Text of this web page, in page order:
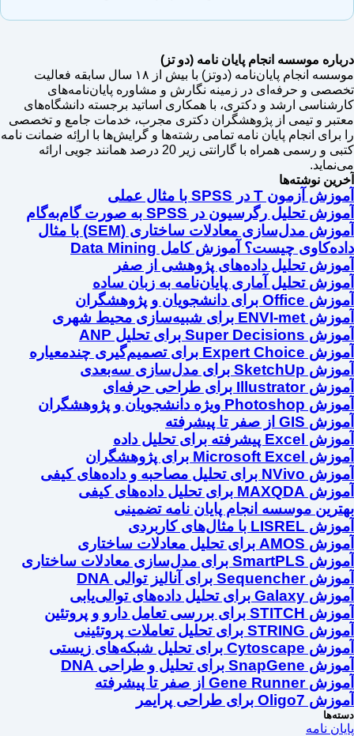
درباره موسسه انجام پایان نامه (دو تز)
موسسه انجام پایان‌نامه (دوتز) با بیش از ۱۸ سال سابقه فعالیت
تخصصی و حرفه‌ای در زمینه نگارش و مشاوره پایان‌نامه‌های
کارشناسی ارشد و دکتری، با همکاری اساتید برجسته دانشگاه‌های
معتبر و تیمی از پژوهشگران دکتری مجرب، خدمات جامع و تخصصی
را برای انجام پایان نامه تمامی رشته‌ها و گرایش‌ها با اراِئه ضمانت نامه
کتبی و رسمی همراه با گارانتی زیر 20 درصد همانند جویی ارائه
می‌نماید.
آخرین نوشته‌ها
آموزش آزمون T در SPSS با مثال عملی
آموزش تحلیل رگرسیون در SPSS به صورت گام‌به‌گام
آموزش مدل‌سازی معادلات ساختاری (SEM) با مثال
داده‌کاوی چیست؟ آموزش کامل Data Mining
آموزش تحلیل داده‌های پژوهشی از صفر
آموزش تحلیل آماری پایان‌نامه به زبان ساده
آموزش Office برای دانشجویان و پژوهشگران
آموزش ENVI-met برای شبیه‌سازی محیط شهری
آموزش Super Decisions برای تحلیل ANP
آموزش Expert Choice برای تصمیم‌گیری چندمعیاره
آموزش SketchUp برای مدل‌سازی سه‌بعدی
آموزش Illustrator برای طراحی حرفه‌ای
آموزش Photoshop ویژه دانشجویان و پژوهشگران
آموزش GIS از صفر تا پیشرفته
آموزش Excel پیشرفته برای تحلیل داده
آموزش Microsoft Excel برای پژوهشگران
آموزش NVivo برای تحلیل مصاحبه و داده‌های کیفی
آموزش MAXQDA برای تحلیل داده‌های کیفی
بهترین موسسه انجام پایان نامه تضمینی
آموزش LISREL با مثال‌های کاربردی
آموزش AMOS برای تحلیل معادلات ساختاری
آموزش SmartPLS برای مدل‌سازی معادلات ساختاری
آموزش Sequencher برای آنالیز توالی DNA
آموزش Galaxy برای تحلیل داده‌های توالی‌یابی
آموزش STITCH برای بررسی تعامل دارو و پروتئین
آموزش STRING برای تحلیل تعاملات پروتئینی
آموزش Cytoscape برای تحلیل شبکه‌های زیستی
آموزش SnapGene برای تحلیل و طراحی DNA
آموزش Gene Runner از صفر تا پیشرفته
آموزش Oligo7 برای طراحی پرایمر
دسته‌ها
پایان نامه